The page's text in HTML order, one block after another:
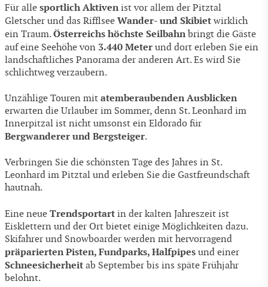
Für alle sportlich Aktiven ist vor allem der Pitztal
Gletscher und das Rifflsee Wander- und Skibiet wirklich
ein Traum.Österreichs höchste Seilbahn bringt die Gäste
auf eine Seehöhe von 3.440 Meter und dort erleben Sie ein
landschaftliches Panorama der anderen Art. Es wird Sie
schlichtweg verzaubern.
Unzählige Touren mit atemberaubenden Ausblicken
erwarten die Urlauber im Sommer, denn St. Leonhard im
Innerpitzal ist nicht umsonst ein Eldorado für
Bergwanderer und Bergsteiger.
Verbringen Sie die schönsten Tage des Jahres in St.
Leonhard im Pitztal und erleben Sie die Gastfreundschaft
hautnah.
Eine neue Trendsportart in der kalten Jahreszeit ist
Eisklettern und der Ort bietet einige Möglichkeiten dazu.
Skifahrer und Snowboarder werden mit hervorragend
präparierten Pisten, Fundparks, Halfpipes und einer
Schneesicherheit ab September bis ins späte Frühjahr
belohnt.